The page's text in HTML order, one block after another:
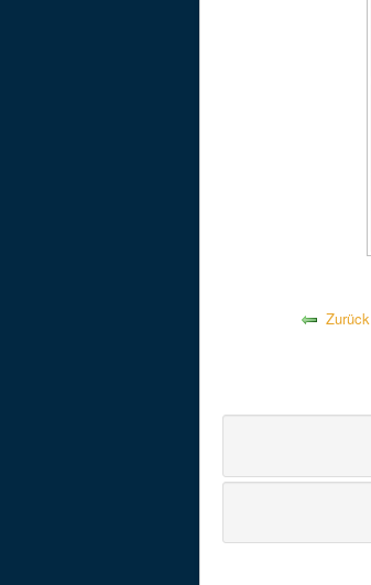
Zurück